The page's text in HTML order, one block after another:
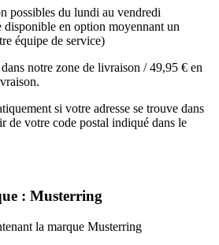
possibles du lundi au vendredi
disponible en option moyennant un
équipe de service)
notre zone de livraison / 49,95 € en
si votre adresse se trouve dans
de votre code postal indiqué dans le
: Musterring